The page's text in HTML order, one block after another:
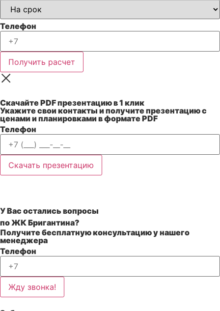
Телефон
Получить расчет
СкачайтеPDFпрезентацию в 1 клик
Укажите свои контакты и получите презентацию с
ценами и планировками в формате PDF
Телефон
Скачать презентацию
У Вас остались вопросы
поЖК Бригантина?
Получите бесплатную консультацию у нашего
менеджера
Телефон
Жду звонка!